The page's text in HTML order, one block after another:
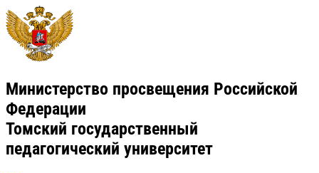
Министерство просвещения Российской
Федерации
Томский государственный
педагогический университет